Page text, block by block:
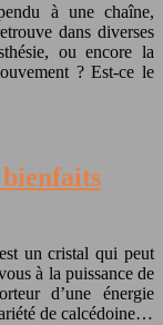
à une chaîne,
dans diverses
ou encore la
? Est-ce le
un cristal qui peut
à la puissance de
d’une énergie
de calcédoine…